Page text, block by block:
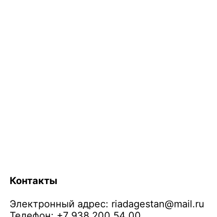
Контакты
Электронный адрес: riadagestan@mail.ru